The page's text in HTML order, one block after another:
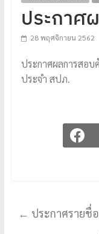
ประกาศ
28 พฤศจิกายน 2562
ประกาศผลการสอบ
ประจำ สปภ.
← ประกาศราย